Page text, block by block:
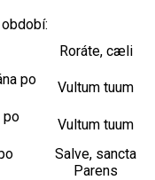
Roráte, cæli
po
Vultum tuum
po
Vultum tuum
Salve, sancta
Parens